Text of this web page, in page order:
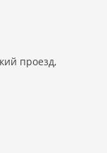
проезд,